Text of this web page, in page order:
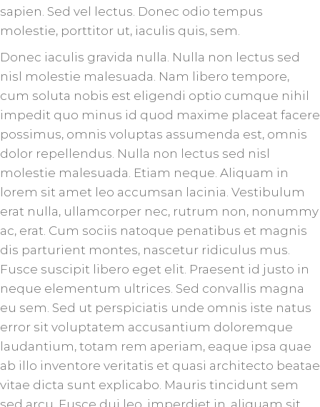
sapien. Sed vel lectus. Donec odio tempus
molestie, porttitor ut, iaculis quis, sem.
Donec iaculis gravida nulla. Nulla non lectus sed
nisl molestie malesuada. Nam libero tempore,
cum soluta nobis est eligendi optio cumque nihil
impedit quo minus id quod maxime placeat facere
possimus, omnis voluptas assumenda est, omnis
dolor repellendus. Nulla non lectus sed nisl
molestie malesuada. Etiam neque. Aliquam in
lorem sit amet leo accumsan lacinia. Vestibulum
erat nulla, ullamcorper nec, rutrum non, nonummy
ac, erat. Cum sociis natoque penatibus et magnis
dis parturient montes, nascetur ridiculus mus.
Fusce suscipit libero eget elit. Praesent id justo in
neque elementum ultrices. Sed convallis magna
eu sem. Sed ut perspiciatis unde omnis iste natus
error sit voluptatem accusantium doloremque
laudantium, totam rem aperiam, eaque ipsa quae
ab illo inventore veritatis et quasi architecto beatae
vitae dicta sunt explicabo. Mauris tincidunt sem
sed arcu. Fusce dui leo, imperdiet in, aliquam sit